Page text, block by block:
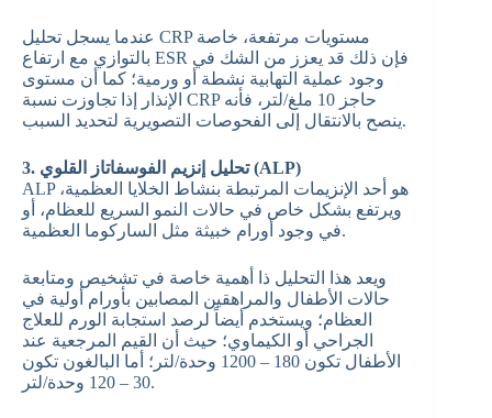
عندما يسجل تحليل CRP مستويات مرتفعة، خاصة
بالتوازي مع ارتفاع ESR فإن ذلك قد يعزز من الشك في
وجود عملية التهابية نشطة أو ورمية؛ كما أن مستوى
الإنذار إذا تجاوزت نسبة CRP حاجز 10 ملغ/لتر، فأنه
ينصح بالانتقال إلى الفحوصات التصويرية لتحديد السبب.
3. تحليل إنزيم الفوسفاتاز القلوي (ALP)
ALP هو أحد الإنزيمات المرتبطة بنشاط الخلايا العظمية،
ويرتفع بشكل خاص في حالات النمو السريع للعظام، أو
في وجود أورام خبيثة مثل الساركوما العظمية.
ويعد هذا التحليل ذا أهمية خاصة في تشخيص ومتابعة
حالات الأطفال والمراهقين المصابين بأورام أولية في
العظام؛ ويستخدم أيضاً لرصد استجابة الورم للعلاج
الجراحي أو الكيماوي؛ حيث أن القيم المرجعية عند
الأطفال تكون 180 – 1200 وحدة/لتر؛ أما البالغون تكون
30 – 120 وحدة/لتر.